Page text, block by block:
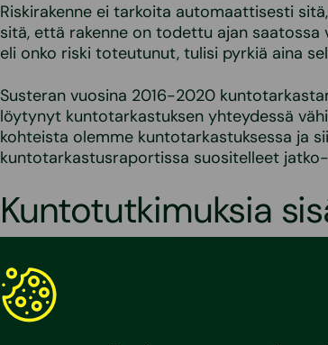
Riskirakenne ei tarkoita automaattisesti
sitä, että rakenne on todettu ajan saatossa
eli onko riski toteutunut, tulisi pyrkiä aina
Susteran vuosina 2016-2020
löytynyt kuntotarkastuksen yhteydessä
kohteista olemme kuntotarkastuksessa ja
kuntotarkastusraportissa suositelleet
Kuntotutkimuksia
erilaisiin tarpeisiin. Listasimme tähän pari
kuntotutkimuksistamme rakenteiden
lisäksi: